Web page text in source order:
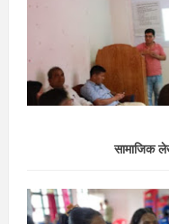
सामाजिक